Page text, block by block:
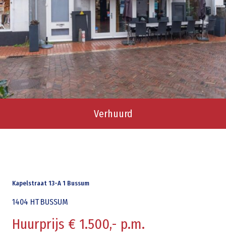
Verhuurd
Kapelstraat 13-A 1 Bussum
1404 HT BUSSUM
Huurprijs € 1.500,- p.m.